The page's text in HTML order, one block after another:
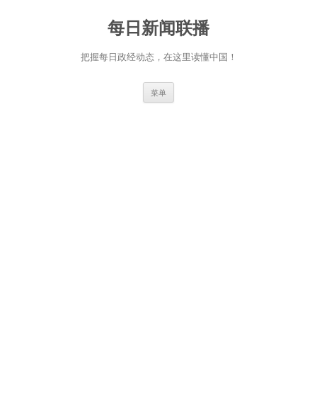
每日新闻联播
把握每日政经动态，在这里读懂中国！
菜单